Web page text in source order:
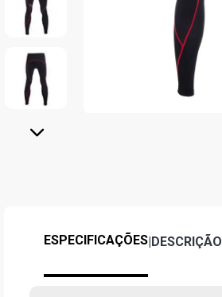
ESPECIFICAÇÕES|DESCRIÇÃO